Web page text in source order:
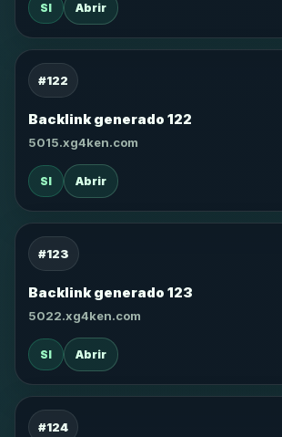
SI Abrir
#122
Backlink generado 122
5015.xg4ken.com
SI Abrir
#123
Backlink generado 123
5022.xg4ken.com
SI Abrir
#124